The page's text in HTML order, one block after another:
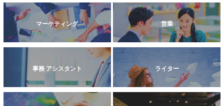
マーケティング 営業
事務 アシスタント ライター